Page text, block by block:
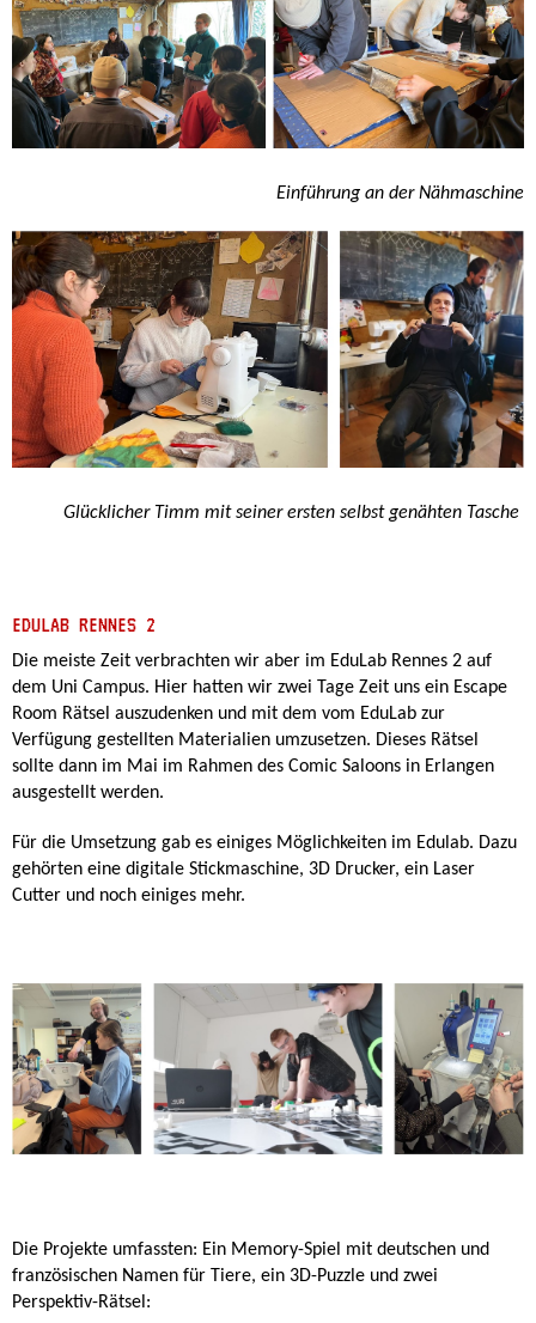
Einführung an der Nähmaschine
Glücklicher Timm mit seiner ersten selbst genähten Tasche
EDULAB RENNES 2
Die meiste Zeit verbrachten wir aber im EduLab Rennes 2 auf
dem Uni Campus. Hier hatten wir zwei Tage Zeit uns ein Escape
Room Rätsel auszudenken und mit dem vom EduLab zur
Verfügung gestellten Materialien umzusetzen. Dieses Rätsel
sollte dann im Mai im Rahmen des Comic Saloons in Erlangen
ausgestellt werden.
Für die Umsetzung gab es einiges Möglichkeiten im Edulab. Dazu
gehörten eine digitale Stickmaschine, 3D Drucker, ein Laser
Cutter und noch einiges mehr.
Die Projekte umfassten: Ein Memory-Spiel mit deutschen und
französischen Namen für Tiere, ein 3D-Puzzle und zwei
Perspektiv-Rätsel: